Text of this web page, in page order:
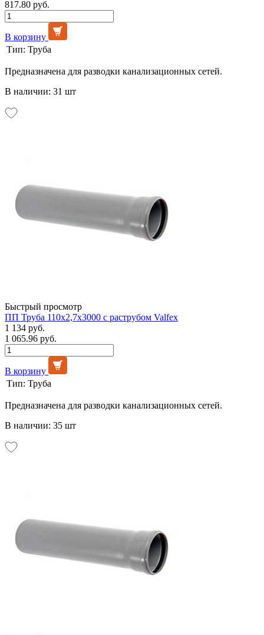
817.80 руб.
В корзину
Тип: Труба
Предназначена для разводки канализационных сетей.
В наличии: 31 шт
Быстрый просмотр
ПП Труба 110х2,7х3000 с раструбом Valfex
1 134 руб.
1 065.96 руб.
В корзину
Тип: Труба
Предназначена для разводки канализационных сетей.
В наличии: 35 шт